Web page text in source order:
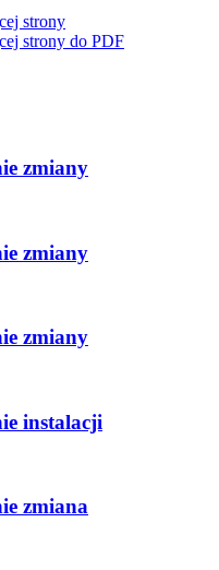
strony
strony do PDF
zmiany
zmiany
zmiany
instalacji
zmiana